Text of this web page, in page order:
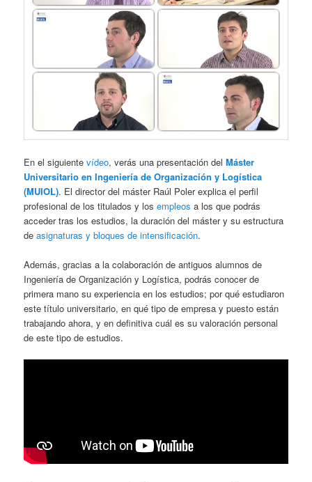
En el siguientevídeo, verás una presentación delMáster
Universitario en Ingeniería de Organización y Logística
(MUIOL). El director del máster Raúl Poler explica el perfil
profesional de los titulados y losempleos a los que podrás
acceder tras los estudios, la duración del máster y su estructura
deasignaturas y bloques de intensificación.
Además, gracias a la colaboración de antiguos alumnos de
Ingeniería de Organización y Logística, podrás conocer de
primera mano su experiencia en los estudios; por qué estudiaron
este título universitario, en qué tipo de empresa y puesto están
trabajando ahora, y en definitiva cuál es su valoración personal
de este tipo de estudios.